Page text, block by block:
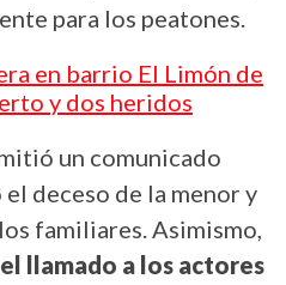
para los peatones.
en barrio El Limón de
y dos heridos
un comunicado
deceso de la menor y
familiares. Asimismo,
llamado a los actores